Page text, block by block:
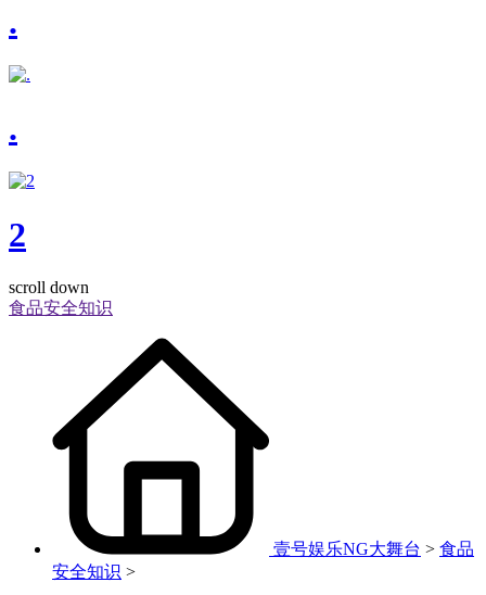
.
.
2
scroll down
食品安全知识
壹号娱乐NG大舞台 > 食品
安全知识 >